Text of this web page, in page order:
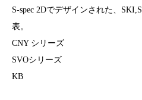
S-spec 2Dでデザインされた、
表。
CNY シリーズ
SVOシリーズ
KB